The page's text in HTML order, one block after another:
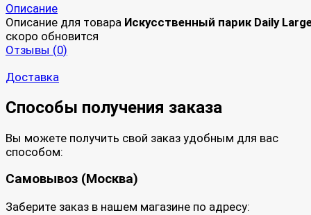
Описание
Описание для товара Искусственный парик Daily
скоро обновится
Отзывы (0)
Доставка
Способы получения заказа
Вы можете получить свой заказ удобным для вас
способом:
Самовывоз (Москва)
Заберите заказ в нашем магазине по адресу: